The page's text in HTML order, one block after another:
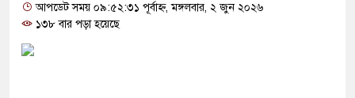
প্রধানমন্ত্রী
অভিনয় ছেড়ে দিয়েছেন হাসান মাসুদ
আপডেট সময় ০৯:৫২:৩১ পূর্বাহ্ন, মঙ্গলবার, ২ জুন ২০২৬
১৩৮ বার পড়া হয়েছে